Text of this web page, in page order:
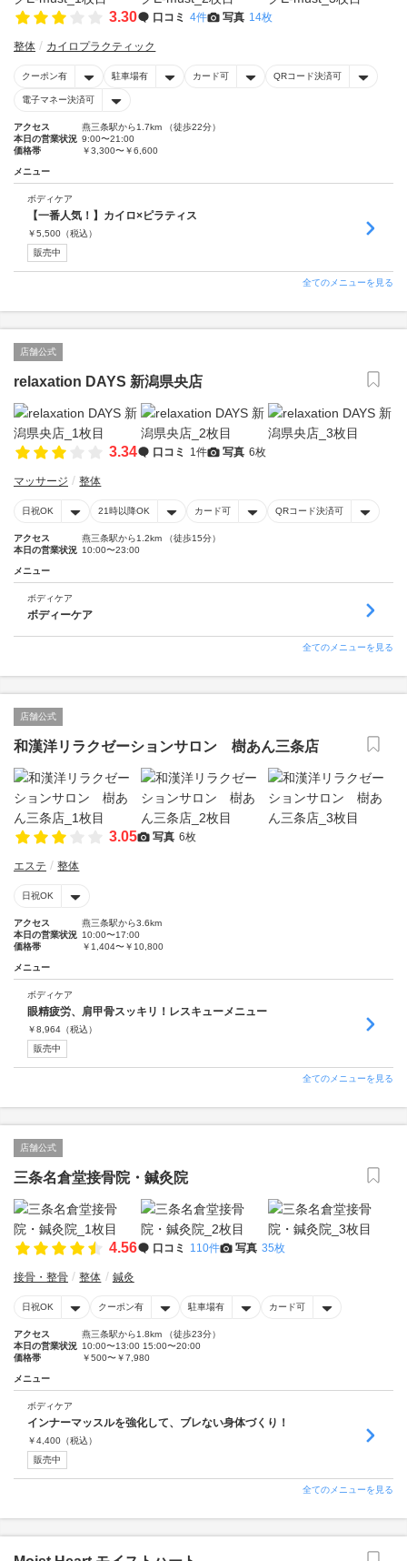
3.30 口コミ 4件 写真 14枚
整体 カイロプラクティック
クーポン有 駐車場有 カード可 QRコード決済可
電子マネー決済可
アクセス
燕三条駅から1.7km （徒歩22分）
本日の営業状況 9:00〜21:00
価格帯
￥3,300〜￥6,600
メニュー
ボディケア
【一番人気！】カイロ×ピラティス
￥5,500 （税込）
販売中
全てのメニューを見る
店舗公式
relaxation DAYS 新潟県央店
3.34 口コミ 1件 写真 6枚
マッサージ 整体
日祝OK 21時以降OK カード可 QRコード決済可
アクセス
燕三条駅から1.2km （徒歩15分）
本日の営業状況 10:00〜23:00
メニュー
ボディケア
ボディーケア
全てのメニューを見る
店舗公式
和漢洋リラクゼーションサロン 樹あん三条店
3.05 写真 6枚
エステ 整体
日祝OK
アクセス
燕三条駅から3.6km
本日の営業状況 10:00〜17:00
価格帯
￥1,404〜￥10,800
メニュー
ボディケア
眼精疲労、肩甲骨スッキリ！レスキューメニュー
￥8,964 （税込）
販売中
全てのメニューを見る
店舗公式
三条名倉堂接骨院・鍼灸院
4.56 口コミ 110件 写真 35枚
接骨・整骨 整体 鍼灸
日祝OK クーポン有 駐車場有 カード可
アクセス
燕三条駅から1.8km （徒歩23分）
本日の営業状況 10:00〜13:00 15:00〜20:00
価格帯
￥500〜￥7,980
メニュー
ボディケア
インナーマッスルを強化して、ブレない身体づくり！
￥4,400 （税込）
販売中
全てのメニューを見る